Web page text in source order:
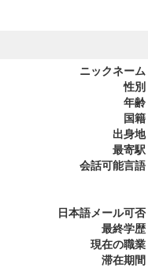
ニックネーム
性別
年齢
国籍
出身地
最寄駅
会話可能言語
日本語メール可否
最終学歴
現在の職業
滞在期間